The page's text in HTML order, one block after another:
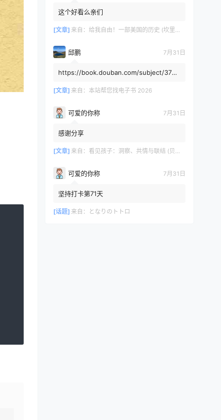
这个好看么亲们
[文章] 来自： 给我自由！一部美国的历史 (坎里克·方纳／埃里克·方纳) (mobi+azw3+epub)
邱鹏 7月31日
https://book.douban.com/subject/3725
[文章] 来自： 本站帮您找电子书 2026
可爱的你称 7月31日
感谢分享
[文章] 来自： 看见孩子：洞察、共情与联结 (贝姬·肯尼迪) (mobi,azw3,epub)
可爱的你称 7月31日
坚持打卡第71天
[话题] 来自： となりのトトロ